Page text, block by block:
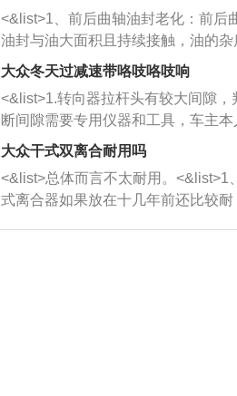
西取出来。但如果是因为积碳过多引
的堵塞，就需要将三元催化器泡在草
洗剂对堵塞的情况得到解决，将清洗
放在燃油箱中，与燃油混合后，车辆
动时，就可以和汽油一起进入到燃烧
室，最后形成废气排出，就可以让三
催化器得到清洗，排气管堵塞的情况
能够得到解决。
一圈半的练习，往右同样也要打相同
圈数。 <&list>3、最后强调要反复练
习，这样就可以形成肌肉记忆，在真
驾驶车辆时，不需要记忆也能打好方
向。
<&list>1、前后曲轴油封老化：前后
油封与油大面积且持续接触，油的杂
和发动机内持续温度变化使其密封效
逐渐减弱，导致渗油或漏油。
活塞间隙过大：积碳会使活塞环与缸
的间隙扩大，导致机油流入燃烧室中
造成烧机油。<&list>3、机油粘度。
机油粘度过小的话，同样会有烧机油
象，机油粘度过小具有很好的流动性
大众冬天过减速带咯吱咯吱响
<&list>1.转向器拉杆头有较大间隙，
断间隙需要专用仪器和工具，车主本
无法制作，需要将车辆送到修理厂或
店；<&list>2.车辆半轴套管防尘罩破
裂，破裂后会出现漏油现象，使半轴
损严重，磨损的半轴容易损坏，产生
响；<&list>3.稳定器的转向胶套和球
大众干式双离合耐用吗
<&list>总体而言不太耐用。<&list>1
式离合器如果放在十几年前还比较耐